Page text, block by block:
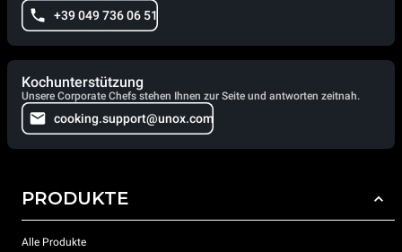
+39 049 736 06 51
Kochunterstützung
Unsere Corporate Chefs stehen Ihnen zur Seite und antworten zeitnah.
cooking.support@unox.com
PRODUKTE
Alle Produkte